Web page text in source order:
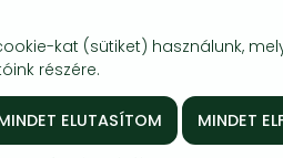
kat (sütiket) használunk,
részére.